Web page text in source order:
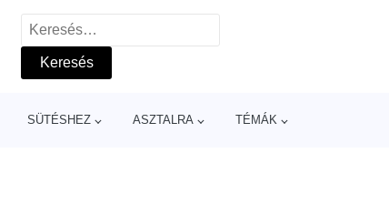
Keresés:
SÜTÉSHEZ ASZTALRA TÉMÁK